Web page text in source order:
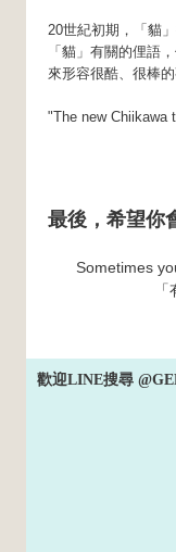
20世紀初期，「貓
「貓」有關的俚語
來形容很酷、很棒
"The new Chiikawa
最後，希望你
Sometimes
歡迎LINE搜尋